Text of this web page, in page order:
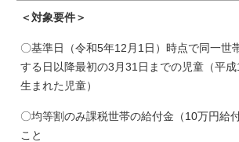
＜対象要件＞
〇基準日（令和5年12月1日）時点で同一世
する日以降最初の3月31日までの児童（平
生まれた児童）
〇均等割のみ課税世帯の給付金（10万円給
こと